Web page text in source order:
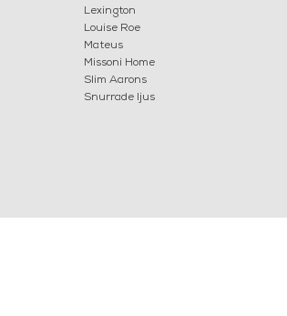
Lexington
Louise Roe
Mateus
Missoni Home
Slim Aarons
Snurrade ljus